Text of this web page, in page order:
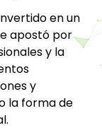
en un
apostó por
y la
y
la forma de